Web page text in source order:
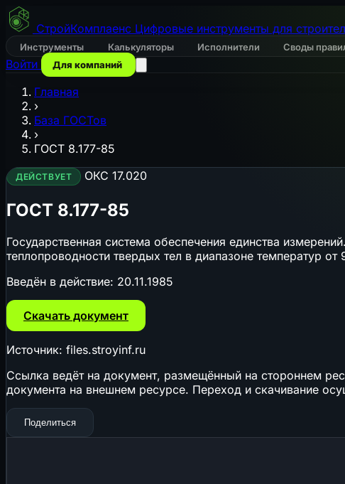
СтройКомплаенс Цифровые инструменты для
Инструменты Калькуляторы Исполнители Своды
Войти Для компаний
Главная
›
База ГОСТов
›
ГОСТ 8.177-85
ДЕЙСТВУЕТ ОКС 17.020
ГОСТ 8.177-85
Государственная система обеспечения единства
теплопроводности твердых тел в диапазоне температур
Введён в действие: 20.11.1985
Скачать документ
Источник: files.stroyinf.ru
Ссылка ведёт на документ, размещённый на стороннем
документа на внешнем ресурсе. Переход и скачивание
Поделиться